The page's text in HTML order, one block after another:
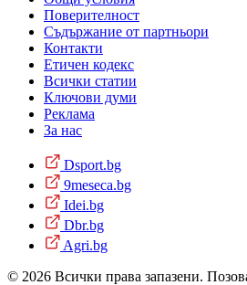
Поверителност
Съдържание от партньори
Контакти
Етичен кодекс
Всички статии
Ключови думи
Реклама
За нас
Dsport.bg
9meseca.bg
Idei.bg
Dbr.bg
Agri.bg
© 2026 Всички права запазени.